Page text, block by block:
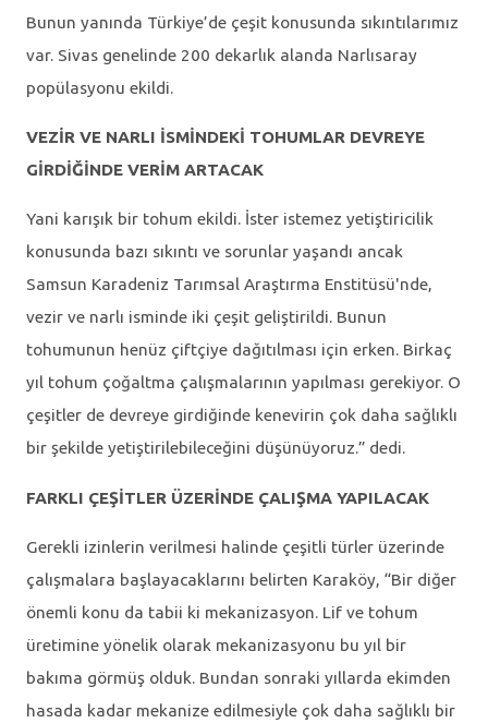
Bunun yanında Türkiye’de çeşit konusunda sıkıntılarımız
var. Sivas genelinde 200 dekarlık alanda Narlısaray
popülasyonu ekildi.
VEZİR VE NARLI İSMİNDEKİ TOHUMLAR DEVREYE
GİRDİĞİNDE VERİM ARTACAK
Yani karışık bir tohum ekildi. İster istemez yetiştiricilik
konusunda bazı sıkıntı ve sorunlar yaşandı ancak
Samsun Karadeniz Tarımsal Araştırma Enstitüsü'nde,
vezir ve narlı isminde iki çeşit geliştirildi. Bunun
tohumunun henüz çiftçiye dağıtılması için erken. Birkaç
yıl tohum çoğaltma çalışmalarının yapılması gerekiyor. O
çeşitler de devreye girdiğinde kenevirin çok daha sağlıklı
bir şekilde yetiştirilebileceğini düşünüyoruz.” dedi.
FARKLI ÇEŞİTLER ÜZERİNDE ÇALIŞMA YAPILACAK
Gerekli izinlerin verilmesi halinde çeşitli türler üzerinde
çalışmalara başlayacaklarını belirten Karaköy, “Bir diğer
önemli konu da tabii ki mekanizasyon. Lif ve tohum
üretimine yönelik olarak mekanizasyonu bu yıl bir
bakıma görmüş olduk. Bundan sonraki yıllarda ekimden
hasada kadar mekanize edilmesiyle çok daha sağlıklı bir